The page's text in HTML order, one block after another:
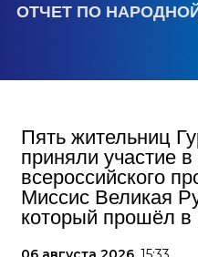
ОТЧЕТ ПО НАРОДНОЙ
Пять жительниц
приняли участие
всероссийского
Миссис Великая
который прошёл в